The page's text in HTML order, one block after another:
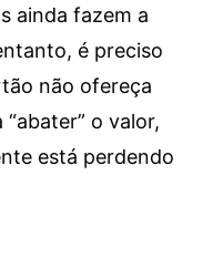
ainda fazem a
é preciso
não ofereça
o valor,
está perdendo